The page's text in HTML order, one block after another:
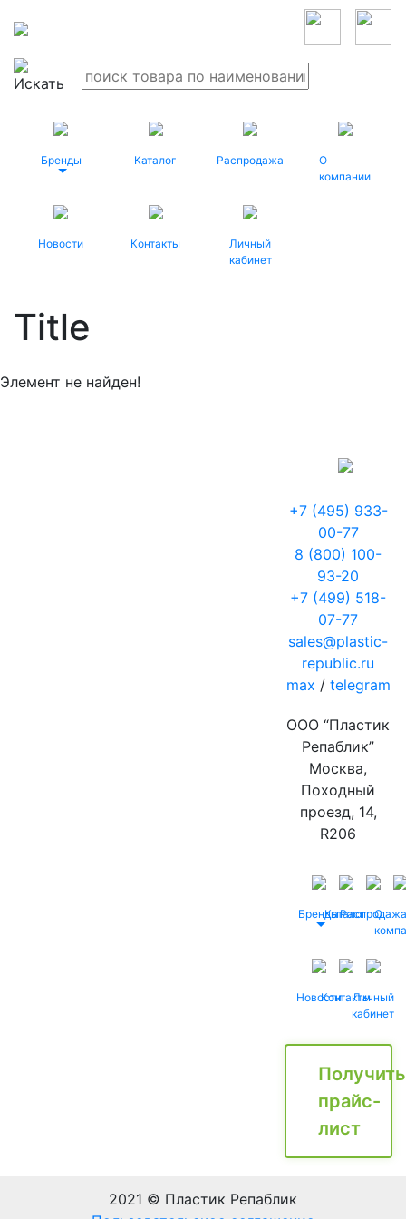
Бренды Каталог Распродажа
О
компании
Новости Контакты
Личный
кабинет
Title
Элемент не найден!
+7 (495) 933-
00-77
8 (800) 100-
93-20
+7 (499) 518-
07-77
sales@plastic-
republic.ru
max / telegram
ООО “Пластик
Репаблик”
Москва,
Походный
проезд, 14,
R206
БрендыКаталог
Распродажа
О
НовостиКонтактыЛичный
кабинет
Получить
прайс-
лист
2021 © Пластик Репаблик